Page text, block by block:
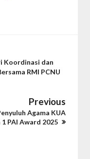
Koordinasi dan
RMI PCNU
Previous
Agama KUA
PAI Award 2025